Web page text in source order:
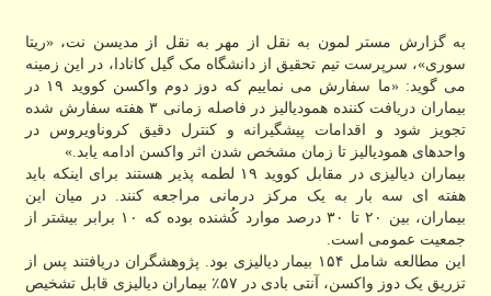
به گزارش مستر لمون به نقل از مهر به نقل از مدیسن نت، «ریتا
سوری»، سرپرست تیم تحقیق از دانشگاه مک گیل کانادا، در این زمینه
می گوید: «ما سفارش می نماییم که دوز دوم واکسن کووید ۱۹ در
بیماران دریافت کننده همودیالیز در فاصله زمانی ۳ هفته سفارش شده
تجویز شود و اقدامات پیشگیرانه و کنترل دقیق کروناویروس در
واحدهای همودیالیز تا زمان مشخص شدن اثر واکسن ادامه یابد.»
بیماران دیالیزی در مقابل کووید ۱۹ لطمه پذیر هستند برای اینکه باید
هفته ای سه بار به یک مرکز درمانی مراجعه کنند. در میان این
بیماران، بین ۲۰ تا ۳۰ درصد موارد کُشنده بوده که ۱۰ برابر بیشتر از
جمعیت عمومی است.
این مطالعه شامل ۱۵۴ بیمار دیالیزی بود. پژوهشگران دریافتند پس از
تزریق یک دوز واکسن، آنتی بادی در ۵۷٪ بیماران دیالیزی قابل تشخیص